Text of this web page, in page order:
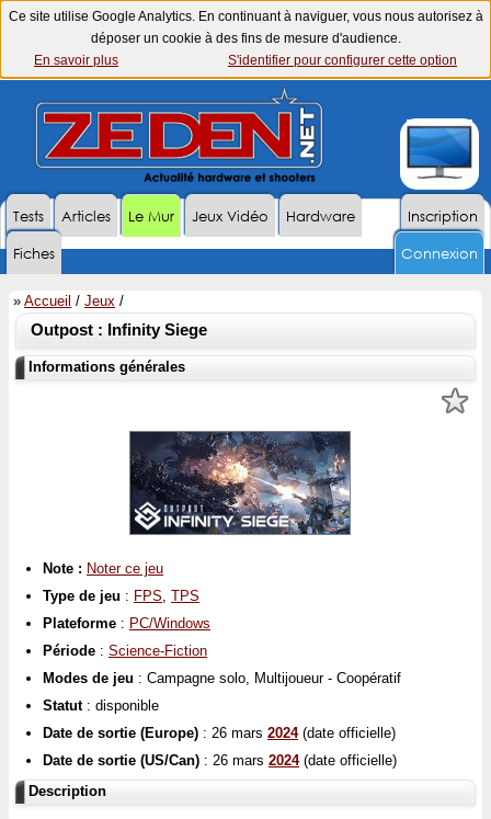
Ce site utilise Google Analytics. En continuant à naviguer, vous nous autorisez à
déposer un cookie à des fins de mesure d'audience.
En savoir plus
S'identifier pour configurer cette option
Inscription
Tests Articles Le Mur Jeux Vidéo
Hardware
Fiches
Connexion
» Accueil / Jeux /
Outpost : Infinity Siege
Informations générales
Note : Noter ce jeu
Type de jeu : FPS, TPS
Plateforme : PC/Windows
Période : Science-Fiction
Modes de jeu : Campagne solo, Multijoueur - Coopératif
Statut: disponible
Date de sortie (Europe) : 26 mars 2024(date officielle)
Date de sortie (US/Can) : 26 mars 2024(date officielle)
Description